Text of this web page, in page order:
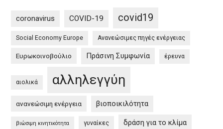
tourism
εκδήλωση
Συμφωνία
στην
και
Ελλάδα
coronavirus COVID-19 covid19
Social Economy Europe Ανανεώσιμες πηγές ενέργειας
Ευρωκοινοβούλιο Πράσινη Συμφωνία έρευνα
αιολικά αλληλεγγύη
ανανεώσιμη ενέργεια βιοποικιλότητα
βιώσιμη κινητικότητα γυναίκες δράση για το κλίμα